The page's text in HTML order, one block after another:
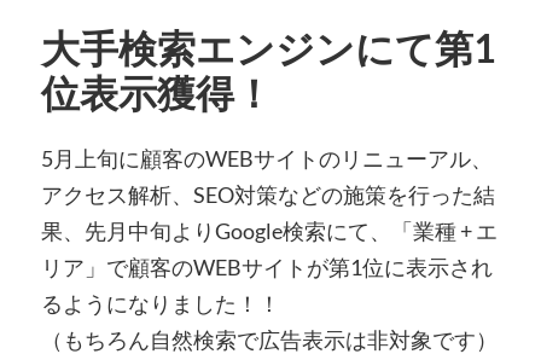
大手検索エンジンにて第1
位表示獲得！
5月上旬に顧客のWEBサイトのリニューアル、
アクセス解析、SEO対策などの施策を行った結
果、先月中旬よりGoogle検索にて、「業種 + エ
リア」で顧客のWEBサイトが第1位に表示され
るようになりました！！
（もちろん自然検索で広告表示は非対象です）